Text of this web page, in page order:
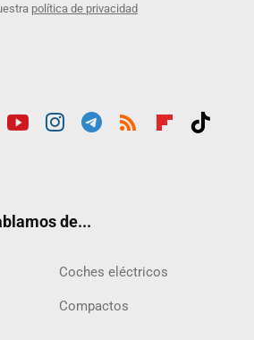
política de privacidad
de...
Coches eléctricos
Compactos